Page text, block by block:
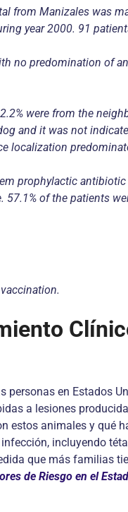
from Manizales was
year 2000. 91
no predomination of
were from the
and it was not
localization
prophylactic
of the patients
en Estados
a lesiones
estos animales y qué
incluyendo
que más familias
de Riesgo en el